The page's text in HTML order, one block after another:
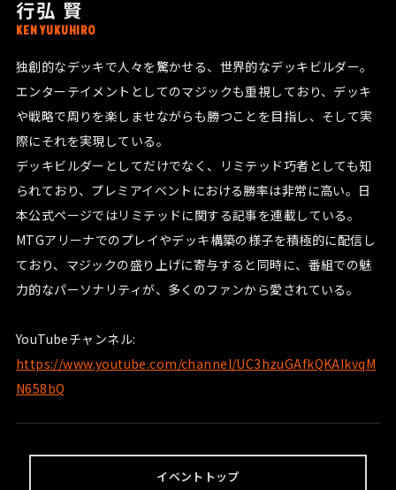
行弘 賢
KEN YUKUHIRO
独創的なデッキで人々を驚かせる、世界的なデッキビルダー。
エンターテイメントとしてのマジックも重視しており、デッキ
や戦略で周りを楽しませながらも勝つことを目指し、そして実
際にそれを実現している。
デッキビルダーとしてだけでなく、リミテッド巧者としても知
られており、プレミアイベントにおける勝率は非常に高い。日
本公式ページではリミテッドに関する記事を連載している。
MTGアリーナでのプレイやデッキ構築の様子を積極的に配信し
ており、マジックの盛り上げに寄与すると同時に、番組での魅
力的なパーソナリティが、多くのファンから愛されている。
YouTubeチャンネル:
https://www.youtube.com/channel/UC3hzuGAfkQKAIkvqM
N658bQ
イベントトップ